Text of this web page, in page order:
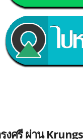
งศรี ผ่าน